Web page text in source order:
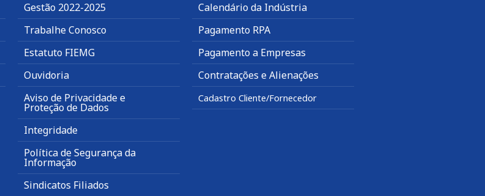
Gestão 2022-2025
Trabalhe Conosco
Estatuto FIEMG
Ouvidoria
Aviso de Privacidade e
Proteção de Dados
Integridade
Política de Segurança da
Informação
Sindicatos Filiados
Calendário da Indústria
Pagamento RPA
Pagamento a Empresas
Contratações e Alienações
Cadastro Cliente/Fornecedor